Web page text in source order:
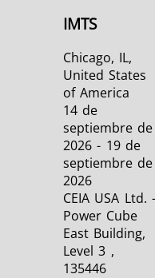
IMTS
Chicago, IL,
United States
of America
14 de
septiembre de
2026 - 19 de
septiembre de
2026
CEIA USA Ltd.
Power Cube
East Building,
Level 3 ,
135446